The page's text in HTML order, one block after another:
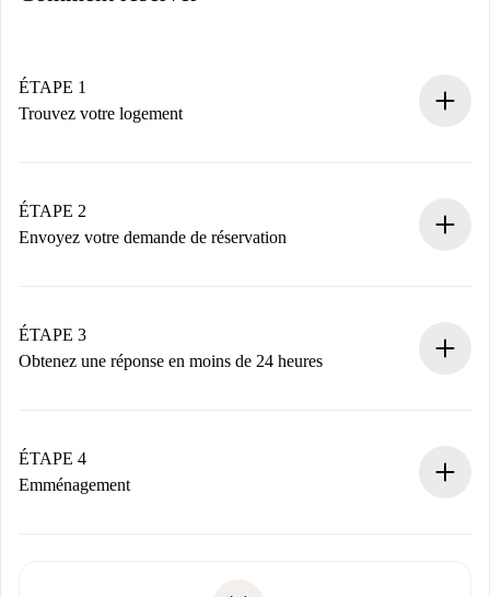
ÉTAPE 1
Trouvez votre logement
Vous disposez à l’avance de toutes les informations
nécessaires.
ÉTAPE 2
Envoyez votre demande de réservation
Nous ne vous facturerons rien tant que le propriétaire
n’aura pas accepté.
ÉTAPE 3
Obtenez une réponse en moins de 24 heures
contact avec le propriétaire.
Si refusé : aucun prélèvement et nous vous proposerons
ÉTAPE 4
Emménagement